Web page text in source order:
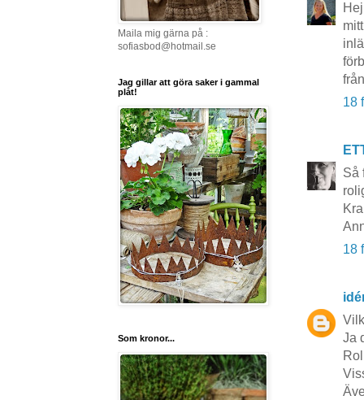
18
Så
18
Ja
Maila mig gärna på :
sofiasbod@hotmail.se
Jag gillar att göra saker i gammal
plåt!
Som kronor...